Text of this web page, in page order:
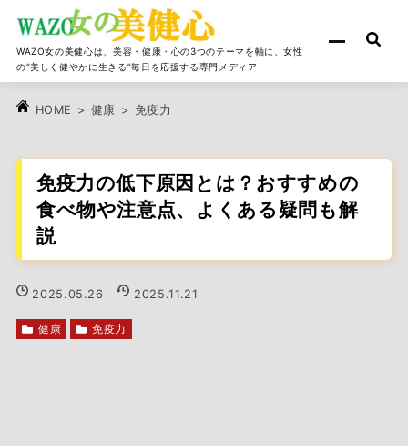
WAZO女の美健心は、美容・健康・心の3つのテーマを軸に、女性
の“美しく健やかに生きる”毎日を応援する専門メディア
HOME > 健康 > 免疫力
免疫力の低下原因とは？おすすめの
食べ物や注意点、よくある疑問も解
説
2025.05.26 2025.11.21
健康 免疫力